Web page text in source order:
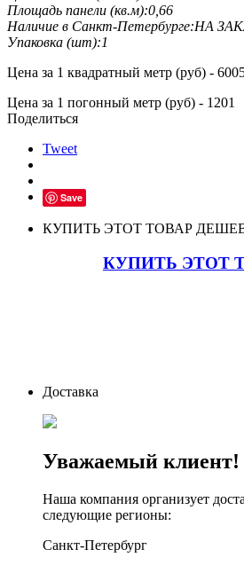
Площадь панели (кв.м):0,66
Наличие в Санкт-Петербурге:НА
Упаковка (шт):1
Цена за 1 квадратный метр (руб) -
Цена за 1 погонный метр (руб) - 1201
Поделиться
Tweet
Save
КУПИТЬ ЭТОТ ТОВАР
КУПИТЬ ЭТОТ
Доставка
Уважаемый клиент!
Наша компания организует
следующие регионы:
Санкт-Петербург